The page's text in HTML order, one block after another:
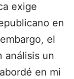
exige
en
el
análisis un
en mi